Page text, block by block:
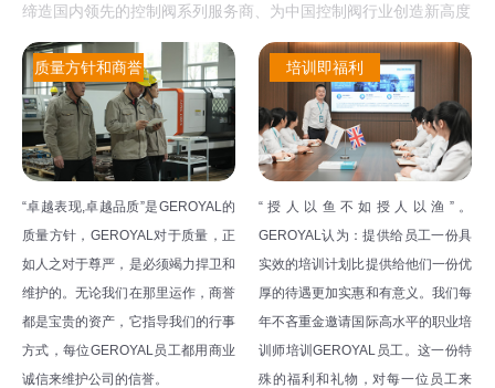
缔造国内领先的控制阀系列服务商、为中国控制阀行业创造新高度
质量方针和商誉
“卓越表现,卓越品质”是GEROYAL的
质量方针，GEROYAL对于质量，正
如人之对于尊严，是必须竭力捍卫和
维护的。无论我们在那里运作，商誉
都是宝贵的资产，它指导我们的行事
方式，每位GEROYAL员工都用商业
诚信来维护公司的信誉。
培训即福利
“授人以鱼不如授人以渔”。
GEROYAL认为：提供给员工一份具
实效的培训计划比提供给他们一份优
厚的待遇更加实惠和有意义。我们每
年不吝重金邀请国际高水平的职业培
训师培训GEROYAL员工。这一份特
殊的福利和礼物，对每一位员工来